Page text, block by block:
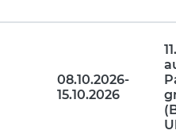
08.10.2026-
15.10.2026